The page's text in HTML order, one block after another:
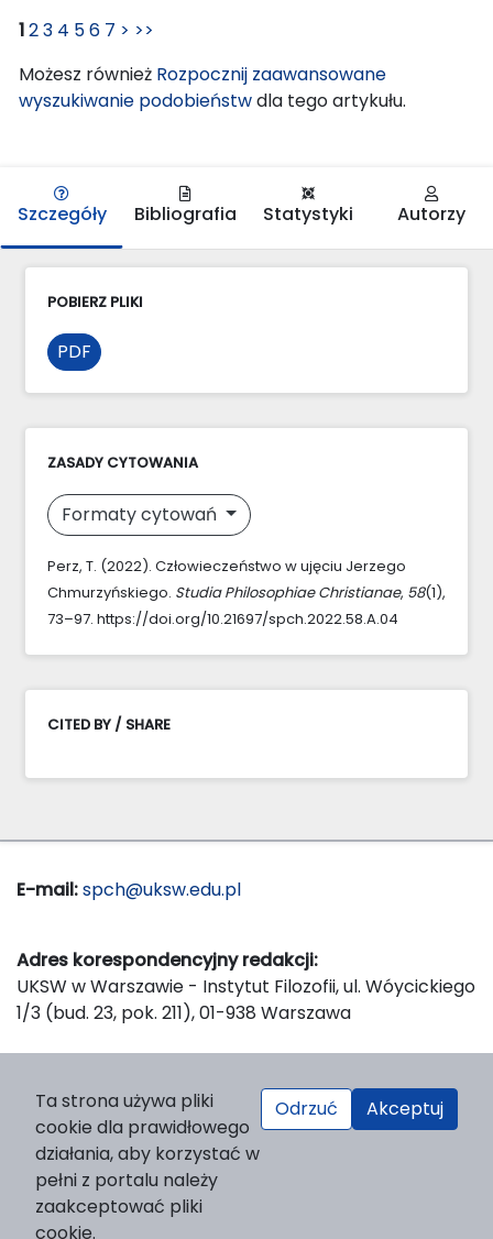
123 4 56 7 > >>
Możesz również Rozpocznij zaawansowane
wyszukiwanie podobieństwdla tego artykułu.
Szczegóły Bibliografia Statystyki Autorzy
POBIERZ PLIKI
PDF
ZASADY CYTOWANIA
Formaty cytowań
Perz, T. (2022). Człowieczeństwo w ujęciu Jerzego
Chmurzyńskiego. Studia Philosophiae Christianae, 58(1),
73–97. https://doi.org/10.21697/spch.2022.58.A.04
CITED BY / SHARE
E-mail:spch@uksw.edu.pl
Adres korespondencyjny redakcji:
UKSW w Warszawie - Instytut Filozofii, ul. Wóycickiego
1/3 (bud. 23, pok. 211), 01-938 Warszawa
Wydawnictwo Naukowe UKSW, ul. Dewajtis 5, domek
nr 2, 01-815 Warszawa
Strona WWW Wydawnictwa
e-mail: wydawnictwo@uksw.edu.pl
Ta strona używa pliki
cookie dla prawidłowego
działania, aby korzystać w
pełni z portalu należy
zaakceptować pliki
cookie.
Odrzuć Akceptuj